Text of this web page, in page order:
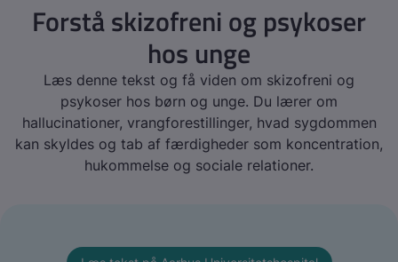
Forstå skizofreni og psykoser
hos unge
Læs denne tekst og få viden om skizofreni og
psykoser hos børn og unge. Du lærer om
hallucinationer, vrangforestillinger, hvad sygdommen
kan skyldes og tab af færdigheder som koncentration,
hukommelse og sociale relationer.